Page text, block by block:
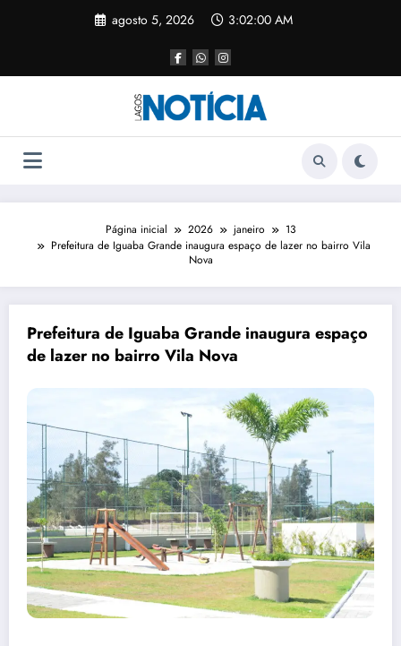
agosto 5, 2026 3:02:00 AM
Página inicial 2026 janeiro
13
Prefeitura de Iguaba Grande inaugura espaço de lazer no bairro Vila
Nova
Prefeitura de Iguaba Grande inaugura espaço
de lazer no bairro Vila Nova